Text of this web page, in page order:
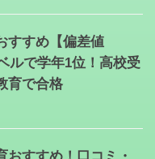
すすめ【偏差値
ルで学年1位！高校受
育で合格